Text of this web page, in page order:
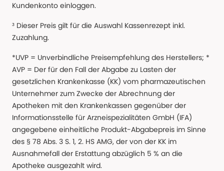
Kundenkonto einloggen.
³ Dieser Preis gilt für die Auswahl Kassenrezept inkl.
Zuzahlung.
*UVP = Unverbindliche Preisempfehlung des Herstellers; *
AVP = Der für den Fall der Abgabe zu Lasten der
gesetzlichen Krankenkasse (KK) vom pharmazeutischen
Unternehmer zum Zwecke der Abrechnung der
Apotheken mit den Krankenkassen gegenüber der
Informationsstelle für Arzneispezialitäten GmbH (IFA)
angegebene einheitliche Produkt-Abgabepreis im Sinne
des § 78 Abs. 3 S. 1, 2. HS AMG, der von der KK im
Ausnahmefall der Erstattung abzüglich 5 % an die
Apotheke ausgezahlt wird.